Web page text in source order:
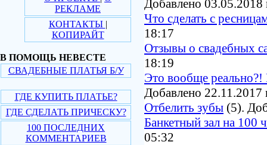
РЕКЛАМЕ
КОНТАКТЫ |
КОПИРАЙТ
В ПОМОЩЬ НЕВЕСТЕ
СВАДЕБНЫЕ ПЛАТЬЯ Б/У
ГДЕ КУПИТЬ ПЛАТЬЕ?
ГДЕ СДЕЛАТЬ ПРИЧЕСКУ?
100 ПОСЛЕДНИХ
КОММЕНТАРИЕВ
Добавлено 03.05.2018
Что сделать с
18:17
Отзывы о свадебных
18:19
Это вообще реально?!
Добавлено 22.11.2017
Отбелить зубы (5).
Банкетный зал на 100
05:32